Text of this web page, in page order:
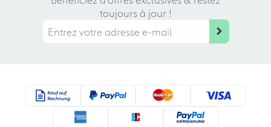
toujours à jour !